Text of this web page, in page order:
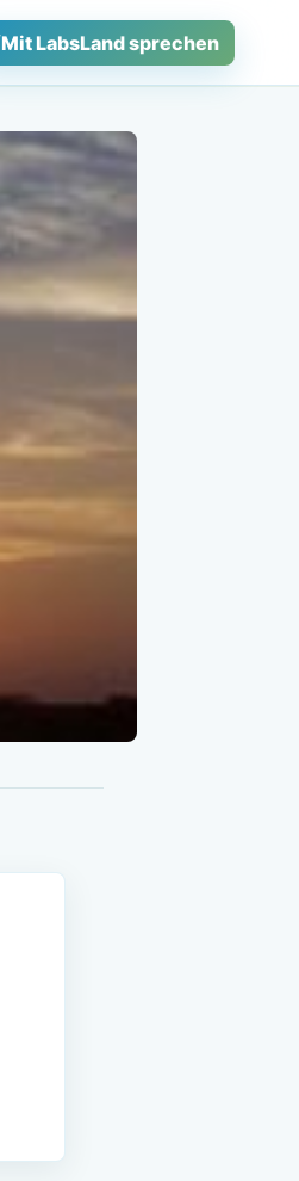
Mit LabsLand sprechen